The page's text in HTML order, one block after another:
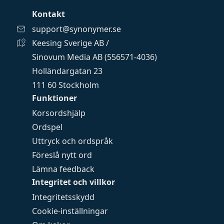
Funktioner
Korsordshjälp
Ordspel
Uttryck och ordspråk
Föreslå nytt ord
Lämna feedback
Integritet och villkor
Integritetsskydd
Cookie-inställningar
Kontakt
support@synonymer.se
Keesing Sverige AB /
Sinovum Media AB (556571-4036)
Holländargatan 23
111 60 Stockholm